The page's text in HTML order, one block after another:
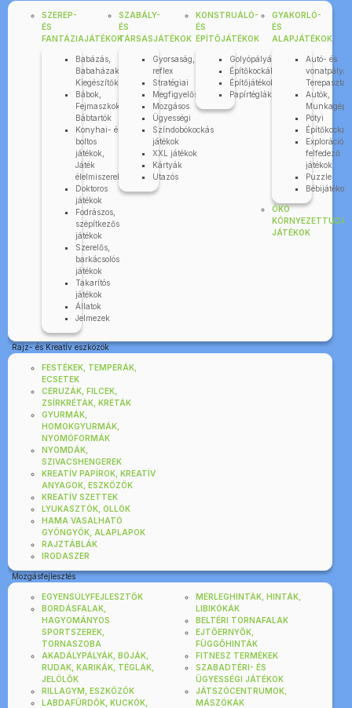
SZEREP-
ÉS
FANTÁZIAJÁTÉKOK
Babázás,
Babaházak,
Kiegészítők
Bábok,
Fejmaszkok,
Bábtartók
Konyhai- és
boltos
játékok,
Játék
élelmiszerek
Doktoros
játékok
Fodrászos,
szépítkezős
játékok
Szerelős,
barkácsolós
játékok
Takarítós
játékok
Állatok
Jelmezek
SZABÁLY-
ÉS
TÁRSASJÁTÉKOK
Gyorsaság,
reflex
Stratégiai
Megfigyelős
Mozgásos
Ügyességi
Színdobókockás
játékok
XXL játékok
Kártyák
Utazós
KONSTRUÁLÓ-
ÉS
ÉPÍTŐJÁTÉKOK
Golyópályák
Építőkockák
Építőjátékok
Papírtéglák
GYAKORLÓ-
ÉS
ALAPJÁTÉKOK
Autó- és
Autók,
Pötyi
Építőkocka
Explorációs-
felfedező
játékok
Puzzle
Bébijátékok
ÖKO
JÁTÉKOK
Rajz- és Kreatív eszközök
FESTÉKEK, TEMPERÁK,
ECSETEK
CERUZÁK, FILCEK,
ZSÍRKRÉTÁK, KRÉTÁK
GYURMÁK,
HOMOKGYURMÁK,
NYOMÓFORMÁK
NYOMDÁK,
SZIVACSHENGEREK
KREATÍV PAPÍROK, KREATÍV
ANYAGOK, ESZKÖZÖK
KREATÍV SZETTEK
LYUKASZTÓK, OLLÓK
HAMA VASALHATÓ
GYÖNGYÖK, ALAPLAPOK
RAJZTÁBLÁK
IRODASZER
Mozgásfejlesztés
EGYENSÚLYFEJLESZTŐK
BORDÁSFALAK,
HAGYOMÁNYOS
SPORTSZEREK,
TORNASZOBA
AKADÁLYPÁLYÁK, BÓJÁK,
RUDAK, KARIKÁK, TÉGLÁK,
JELÖLŐK
RILLAGYM, ESZKÖZÖK
LABDAFÜRDŐK, KUCKÓK,
MÉRLEGHINTÁK, HINTÁK,
LIBIKÓKÁK
BELTÉRI TORNAFALAK
EJTŐERNYŐK,
FÜGGŐHINTÁK
FITNESZ TERMÉKEK
SZABADTÉRI- ÉS
ÜGYESSÉGI JÁTÉKOK
JÁTSZÓCENTRUMOK,
MÁSZÓKÁK